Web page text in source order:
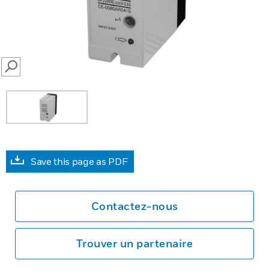
SEARCH
Save this page as PDF
Contactez-nous
Trouver un partenaire